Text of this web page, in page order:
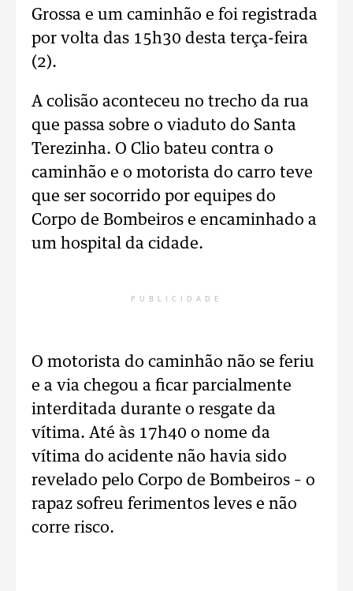
Grossa e um caminhão e foi registrada
por volta das 15h30 desta terça-feira
(2).
A colisão aconteceu no trecho da rua
que passa sobre o viaduto do Santa
Terezinha. O Clio bateu contra o
caminhão e o motorista do carro teve
que ser socorrido por equipes do
Corpo de Bombeiros e encaminhado a
um hospital da cidade.
PUBLICIDADE
O motorista do caminhão não se feriu
e a via chegou a ficar parcialmente
interditada durante o resgate da
vítima. Até às 17h40 o nome da
vítima do acidente não havia sido
revelado pelo Corpo de Bombeiros – o
rapaz sofreu ferimentos leves e não
corre risco.